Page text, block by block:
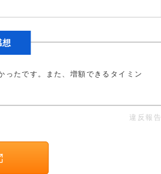
ったです。また、増額できるタイミン
違反報告